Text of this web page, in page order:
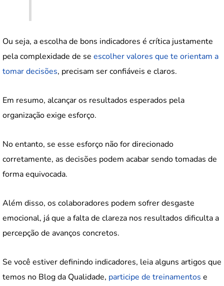
Ou seja, a escolha de bons indicadores é crítica justamente
pela complexidade de se escolher valores que te orientam a
tomar decisões, precisam ser confiáveis e claros.
Em resumo, alcançar os resultados esperados pela
organização exige esforço.
No entanto, se esse esforço não for direcionado
corretamente, as decisões podem acabar sendo tomadas de
forma equivocada.
Além disso, os colaboradores podem sofrer desgaste
emocional, já que a falta de clareza nos resultados dificulta a
percepção de avanços concretos.
Se você estiver definindo indicadores, leia alguns artigos que
temos no Blog da Qualidade, participe de treinamentos e